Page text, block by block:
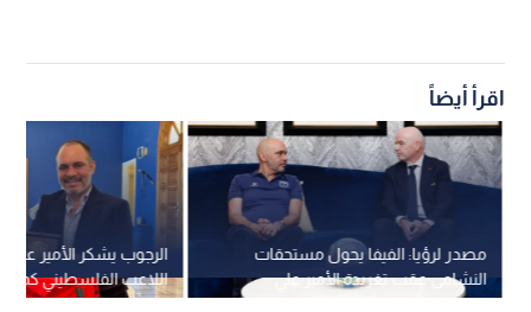
اقرأ أيضاً
الرجوب يشكر
اللاعب الفلسطيني
مصدر لرؤيا: الفيفا يحول مستحقات
النشامى عقب تغريدة الأمير علي